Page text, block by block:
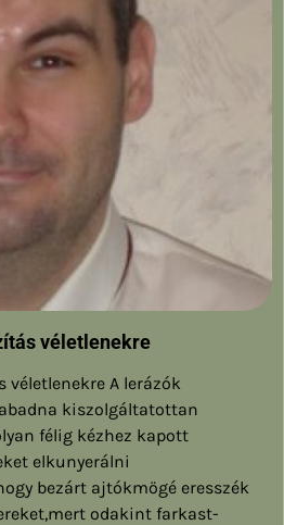
véletlenekre
véletlenekre A lerázók
kiszolgáltatottan
félig kézhez kapott
elkunyerálni
bezárt ajtókmögé eresszék
odakint farkast-